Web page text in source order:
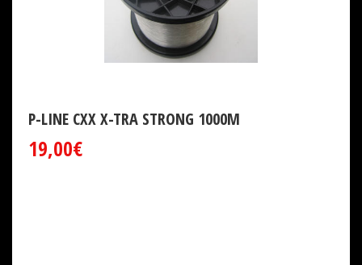
P-LINE CXX X-TRA STRONG 1000M
19,00€